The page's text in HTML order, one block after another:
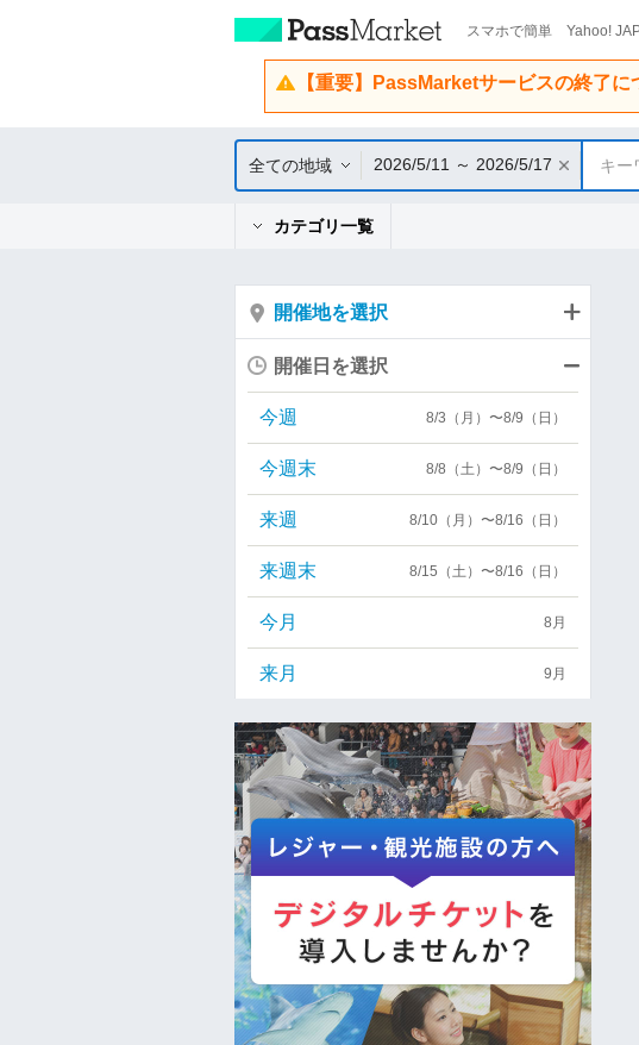
スマホで簡単 Yahoo!
【重要】PassMarketサービスの終了に
全ての地域 2026/5/11 ～ 2026/5/17 キー
カテゴリ一覧
開催地を選択
開催日を選択
今週 8/3（月）〜8/9（日）
今週末 8/8（土）〜8/9（日）
来週 8/10（月）〜8/16（日）
来週末 8/15（土）〜8/16（日）
今月 8月
来月 9月